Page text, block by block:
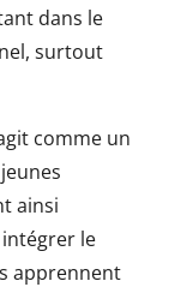
dans le
surtout
comme un
ainsi
intégrer le
apprennent